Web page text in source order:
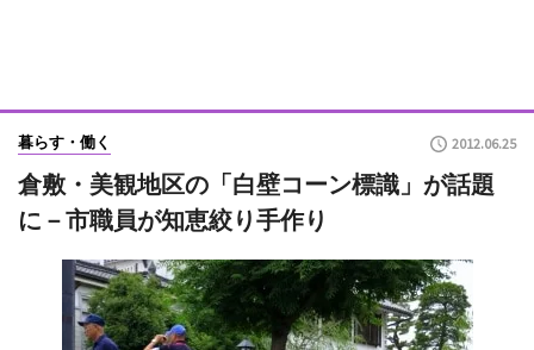
暮らす・働く 2012.06.25
倉敷・美観地区の「白壁コーン標識」が話題
に－市職員が知恵絞り手作り